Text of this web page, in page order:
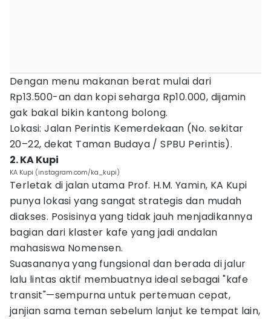
Dengan menu makanan berat mulai dari
Rp13.500-an dan kopi seharga Rp10.000, dijamin
gak bakal bikin kantong bolong.
Lokasi: Jalan Perintis Kemerdekaan (No. sekitar
20–22, dekat Taman Budaya / SPBU Perintis).
2. KA Kupi
KA Kupi (instagram.com/ka_kupi)
Terletak di jalan utama Prof. H.M. Yamin, KA Kupi
punya lokasi yang sangat strategis dan mudah
diakses. Posisinya yang tidak jauh menjadikannya
bagian dari klaster kafe yang jadi andalan
mahasiswa Nomensen.
Suasananya yang fungsional dan berada di jalur
lalu lintas aktif membuatnya ideal sebagai "kafe
transit"—sempurna untuk pertemuan cepat,
janjian sama teman sebelum lanjut ke tempat lain,